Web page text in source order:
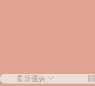
最新優惠 ﹀